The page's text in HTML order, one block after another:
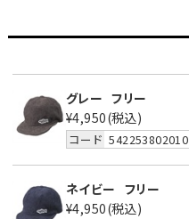
グレー フリー
¥4,950(税込)
コード 542253802010
ネイビー フリー
¥4,950(税込)